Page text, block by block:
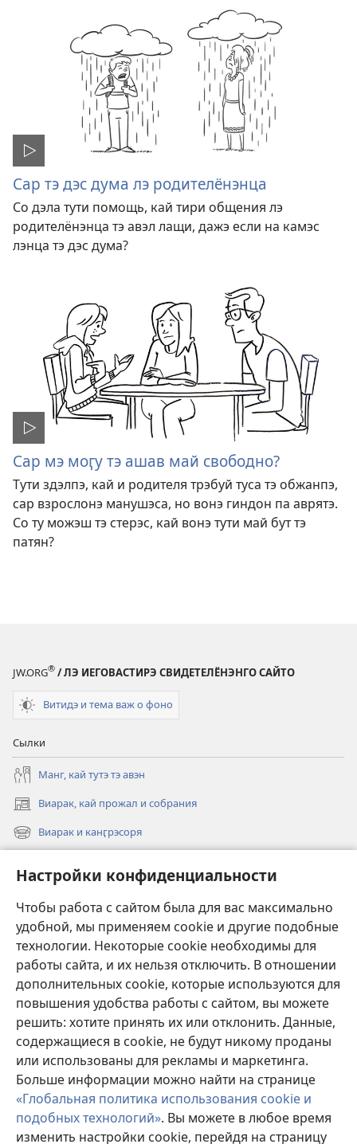
Настройки конфиденциальности
Чтобы работа с сайтом была для вас максимально
удобной, мы применяем cookie и другие подобные
технологии. Некоторые cookie необходимы для
работы сайта, и их нельзя отключить. В отношении
дополнительных cookie, которые используются для
повышения удобства работы с сайтом, вы можете
решить: хотите принять их или отклонить. Данные,
содержащиеся в cookie, не будут никому проданы
или использованы для рекламы и маркетинга.
Больше информации можно найти на странице
«Глобальная политика использования cookie и
подобных технологий». Вы можете в любое время
изменить настройки cookie, перейдя на страницу
Сар тэ дэс дума лэ родителёнэнца
Со дэла тути помощь, кай тири общения лэ
родителёнэнца тэ авэл лащи, дажэ если на камэс
лэнца тэ дэс дума?
Сар мэ моӷу тэ ашав май свободно?
Тути здэлпэ, кай и родителя трэбуй туса тэ обжанпэ,
сар взрослонэ манушэса, но вонэ гиндон па аврятэ.
Со ту можэш тэ стерэс, кай вонэ тути май бут тэ
патян?
JW.ORG® / ЛЭ ИЕГОВАСТИРЭ СВИДЕТЕЛЁНЭНГО САЙТО
Витидэ и тема важ о фоно
Сылки
Манг, кай тутэ тэ авэн
Виарак, кай прожал и собрания
(открывается
в
новом
Виарак и канӷрэсоря
(открывается
в
новом
окне) Видео
Родэ
Тэ шос ловэ
(открывается
в
новом
окне)
ОНЛАЙН-БИБЛИАТЕКА Сторожэво башня
(открывается
в
новом
окне)
JW Hub
(открывается
в
новом
окне)
Copyright© 2026 Watch Tower Bible and Tract Society of Pennsylvania.
УСЛОВИЯ ИСПОЛЬЗОВАНИЯ|ПОЛИТИКА